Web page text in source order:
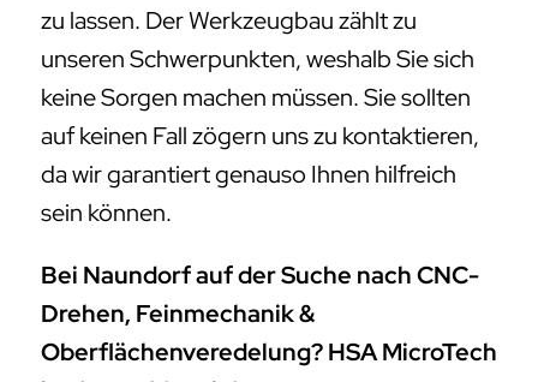
zu lassen. Der Werkzeugbau zählt zu
unseren Schwerpunkten, weshalb Sie sich
keine Sorgen machen müssen. Sie sollten
auf keinen Fall zögern uns zu kontaktieren,
da wir garantiert genauso Ihnen hilfreich
sein können.
Bei Naundorf auf der Suche nach CNC-
Drehen, Feinmechanik &
Oberflächenveredelung? HSA MicroTech